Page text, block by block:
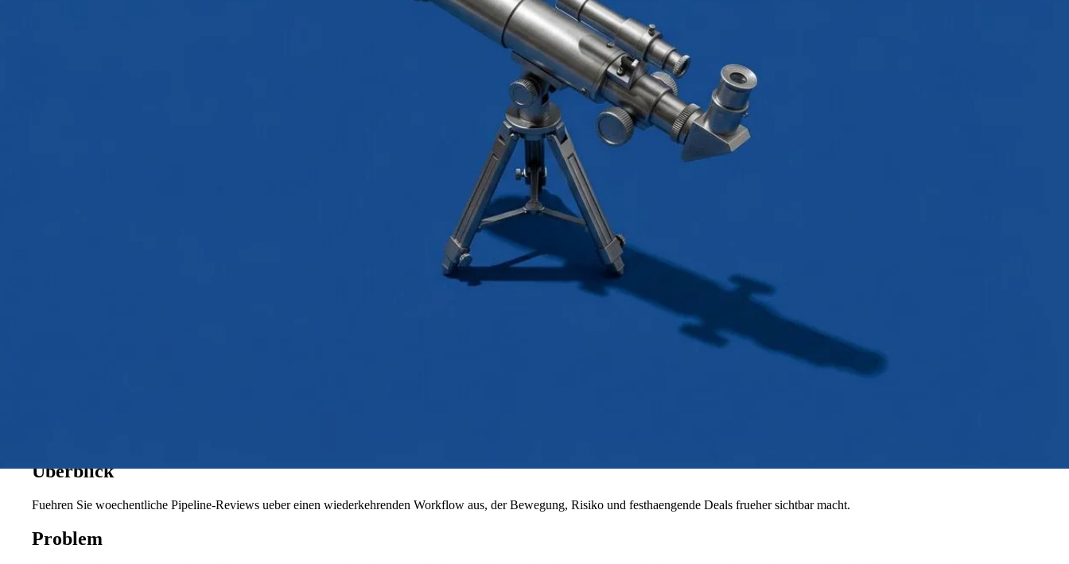
Überblick
Fuehren Sie woechentliche Pipeline-Reviews ueber einen wiederkehrenden Workflow aus, der Bewegung, Risiko und festhaengende Deals frueher sichtbar macht.
Problem